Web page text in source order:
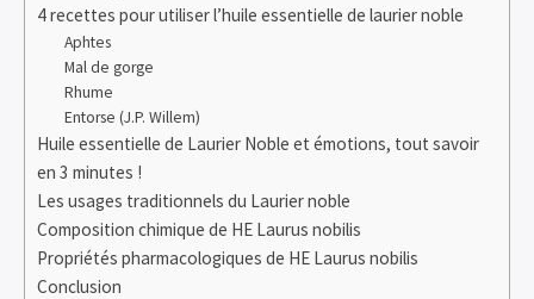
4 recettes pour utiliser l’huile essentielle de laurier noble
Aphtes
Mal de gorge
Rhume
Entorse (J.P. Willem)
Huile essentielle de Laurier Noble et émotions, tout savoir
en 3 minutes !
Les usages traditionnels du Laurier noble
Composition chimique de HE Laurus nobilis
Propriétés pharmacologiques de HE Laurus nobilis
Conclusion